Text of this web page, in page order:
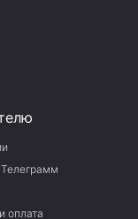
оплата